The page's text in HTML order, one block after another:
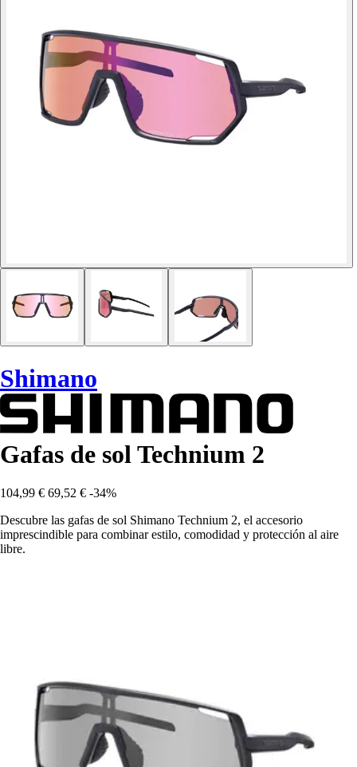
Shimano
Gafas de sol Technium 2
104,99 € 69,52 € -34%
Descubre las gafas de sol Shimano Technium 2, el accesorio
imprescindible para combinar estilo, comodidad y protección al aire
libre.